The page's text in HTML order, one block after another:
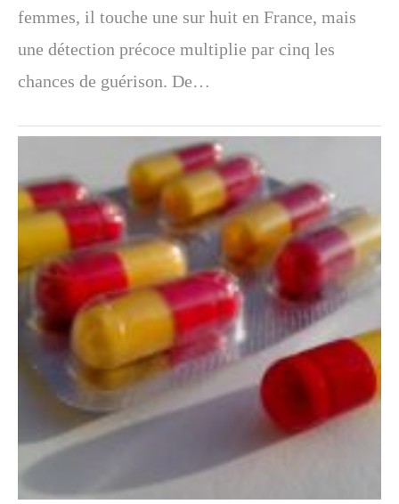
femmes, il touche une sur huit en France, mais
une détection précoce multiplie par cinq les
chances de guérison. De…